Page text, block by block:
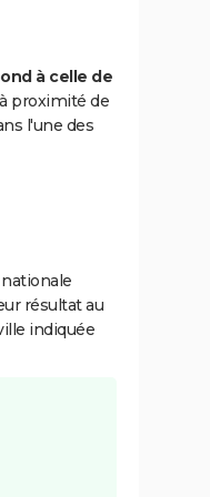
à celle de
proximité de
l'une des
résultat au
indiquée